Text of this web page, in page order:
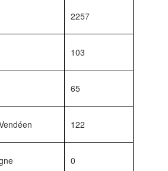
2257
103
65
122
0